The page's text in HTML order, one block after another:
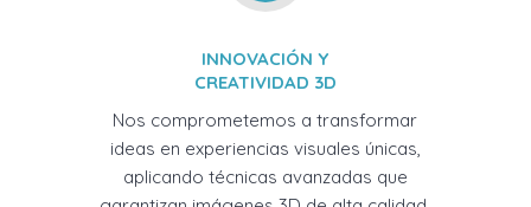
INNOVACIÓN Y
CREATIVIDAD 3D
Nos comprometemos a transformar
ideas en experiencias visuales únicas,
aplicando técnicas avanzadas que